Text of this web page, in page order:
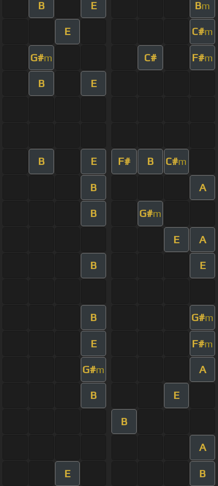
B E Bm
E C#m
G#m C# F#m
B E
B E F# B C#m
B A
B G#m
E A
B E
B G#m
E F#m
G#m A
B E
B
A
E B